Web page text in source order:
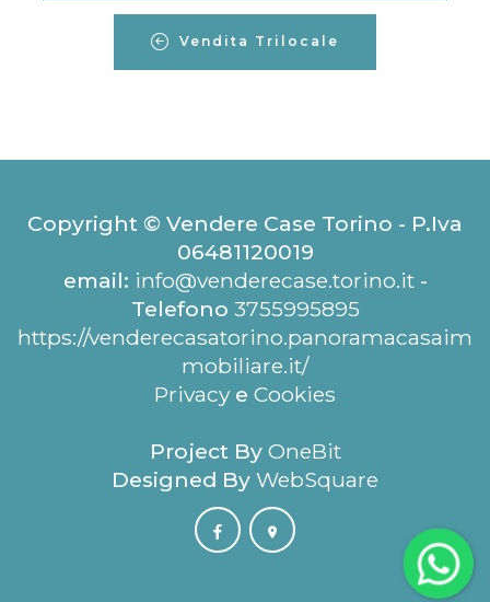
Vendita Trilocale
Copyright © Vendere Case Torino - P.Iva
06481120019
email: info@venderecase.torino.it-
Telefono 3755995895
https://venderecasatorino.panoramacasaim
mobiliare.it/
Privacy e Cookies
Project By OneBit
Designed By WebSquare